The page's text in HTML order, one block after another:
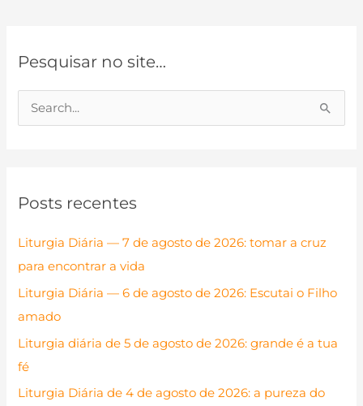
Pesquisar no site…
u
a
r
p
o
r
:
Posts recentes
Liturgia Diária — 7 de agosto de 2026: tomar a cruz
para encontrar a vida
Liturgia Diária — 6 de agosto de 2026: Escutai o Filho
amado
Liturgia diária de 5 de agosto de 2026: grande é a tua
fé
Liturgia Diária de 4 de agosto de 2026: a pureza do